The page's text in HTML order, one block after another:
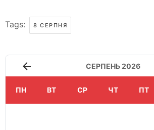
Tags: 8 СЕРПНЯ
СЕРПЕНЬ 2026
ПН ВТ СР ЧТ ПТ